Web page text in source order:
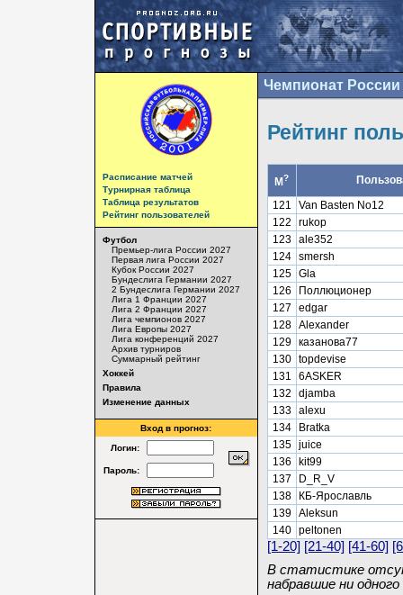
Расписание матчей
Турнирная таблица
Таблица результатов
Рейтинг пользователей
Футбол
Премьер-лига России 2027
Первая лига России 2027
Кубок России 2027
Бундеслига Германии 2027
2 Бундеслига Германии 2027
Лига 1 Франции 2027
Лига 2 Франции 2027
Лига чемпионов 2027
Лига Европы 2027
Лига конференций 2027
Архив турниров
Суммарный рейтинг
Хоккей
Правила
Изменение данных
Вход в прогноз:
Логин:
Пароль:
Чемпионат России
Рейтинг
М?
121
Van Basten No12
122
rukop
123 ale352
124 smersh
125 Gla
126
Поллюционер
127
edgar
128 Alexander
129 казанова77
130 topdevise
131
6ASKER
132
djamba
133 alexu
134
Bratka
135 juice
136
kit99
137
D_R_V
138
КБ-Ярославль
139 Aleksun
140 peltonen
[1-20] [21-40] [41-60]
В статистике
набравшие ни одного